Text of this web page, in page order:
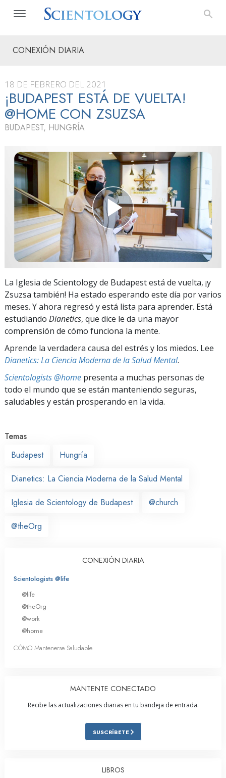
CONEXIÓN DIARIA
18 DE FEBRERO DEL 2021
¡BUDAPEST ESTÁ DE VUELTA!
@HOME CON ZSUZSA
BUDAPEST, HUNGRÍA
La Iglesia de Scientology de Budapest está de vuelta, ¡y
Zsuzsa también! Ha estado esperando este día por varios
meses. Y ahora regresó y está lista para aprender. Está
estudiando Dianetics, que dice le da una mayor
comprensión de cómo funciona la mente.
Aprende la verdadera causa del estrés y los miedos. Lee
Dianetics: La Ciencia Moderna de la Salud Mental.
Scientologists @home presenta a muchas personas de
todo el mundo que se están manteniendo seguras,
saludables y están prosperando en la vida.
Temas
Budapest
Hungría
Dianetics: La Ciencia Moderna de la Salud Mental
Iglesia de Scientology de Budapest @church
@theOrg
CONEXIÓN DIARIA
Scientologists @life
@life
@theOrg
@work
@home
CÓMO Mantenerse Saludable
MANTENTE CONECTADO
Recibe las actualizaciones diarias en tu bandeja de entrada.
SUSCRÍBETE
LIBROS